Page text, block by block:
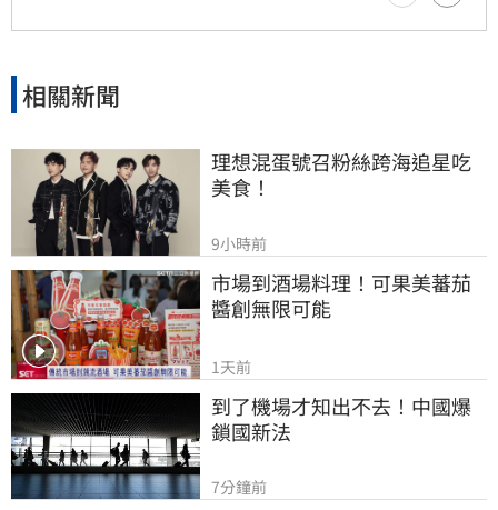
相關新聞
理想混蛋號召粉絲跨海追星吃
美食！
9小時前
市場到酒場料理！可果美蕃茄
醬創無限可能
1天前
到了機場才知出不去！中國爆
鎖國新法
7分鐘前